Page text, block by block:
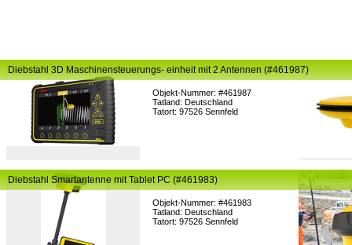
Objekt-Nummer: #461987
Tatland: Deutschland
Tatort: 97526 Sennfeld
Diebstahl 3D Maschinensteuerungs- einheit mit 2 Antennen (#461987)
Objekt-Nummer: #461983
Tatland: Deutschland
Tatort: 97526 Sennfeld
Diebstahl Smartantenne mit Tablet PC (#461983)